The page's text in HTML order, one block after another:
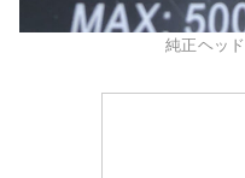
純正ヘッ